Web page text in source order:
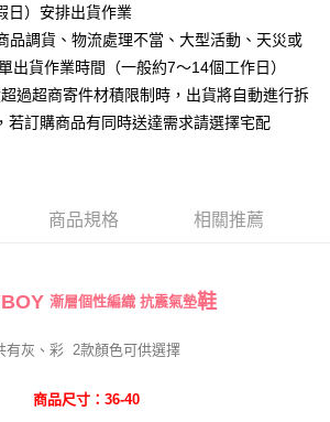
後，依約使用本公司帳單繳交帳款。
哥付你分期」之契約關係目的，商店將以您的個人
地址）提供予台灣大哥大進項蒐集、處理及利用，
期帳單所需資料之確認、核對及更正。
詳閱以下連結：https://oppay.tw/userRule
含以上)免運費
含以上)免運費
日）安排出貨作業
品調貨、物流處理不當、大型活動、天災或
出貨作業時間（一般約7～14個工作日）
過超商寄件材積限制時，出貨將自動進行拆
若訂購商品有同時送達需求請選擇宅配
商品規格 相關推薦
漸層個性編織 抗震氣墊鞋
有灰、彩 2款顏色可供選擇
商品尺寸：36-40